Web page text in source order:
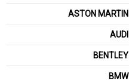
ASTON MARTIN
AUDI
BENTLEY
BMW